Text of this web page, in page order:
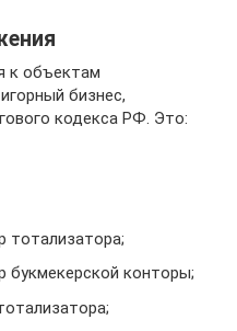
к объектам
бизнес,
кодекса РФ. Это:
тотализатора;
букмекерской конторы;